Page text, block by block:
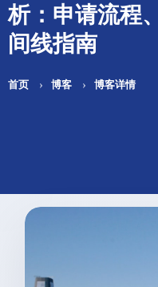
析：申请流程
间线指南
首页 博客 博客详情